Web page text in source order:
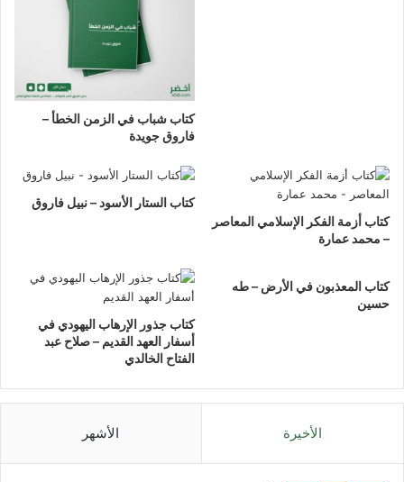
كتاب شباب في الزمن الخطأ –
فاروق جويدة
كتاب أزمة الفكر الإسلامي المعاصر
– محمد عمارة
كتاب الستار الأسود – نبيل فاروق
كتاب المعذبون في الأرض – طه
حسين
كتاب جذور الإرهاب اليهودي في
أسفار العهد القديم – صلاح عبد
الفتاح الخالدي
الأخيرة الأشهر